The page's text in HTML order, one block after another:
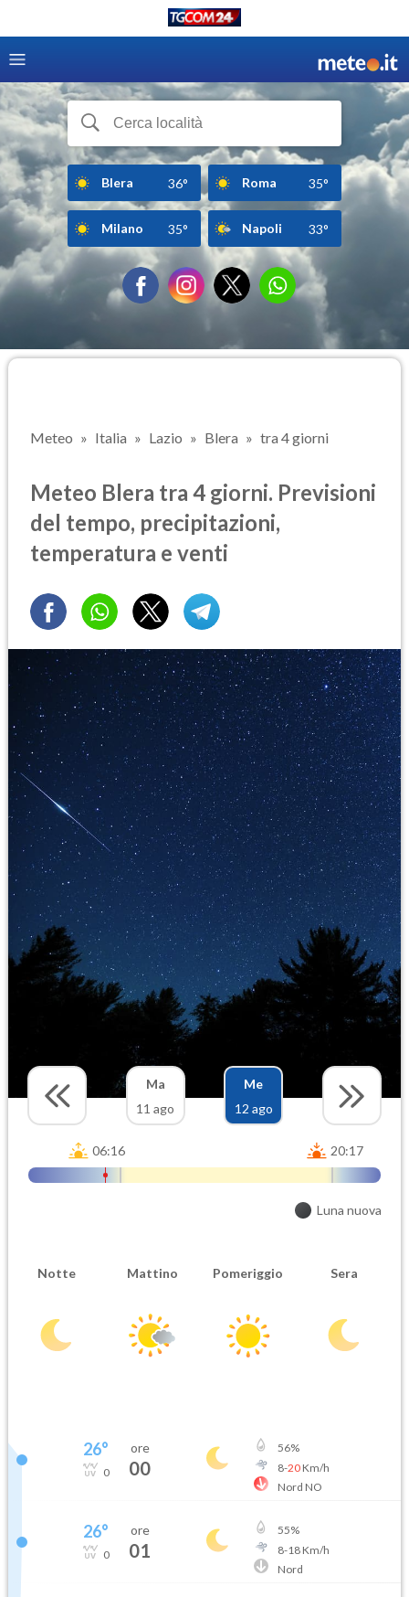
Blera 36° Roma 35°
Milano 35° Napoli 33°
Meteo Italia Lazio Blera tra 4 giorni
Meteo Blera tra 4 giorni. Previsioni
del tempo, precipitazioni,
temperatura e venti
Ma
11 ago
Me
12 ago
06:16 20:17
Luna nuova
Notte Mattino Pomeriggio Sera
26°
0
ore
00
56%
8-20Km/h
Nord NO
26°
0
ore
01
55%
8-18Km/h
Nord